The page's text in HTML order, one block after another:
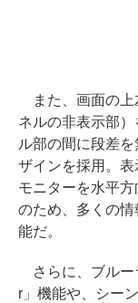
また、画面の上
ネルの非表示部
ル部の間に段差
ザインを採用。
モニターを水平
のため、多くの
能だ。
さらに、ブルー
r」機能や、シー